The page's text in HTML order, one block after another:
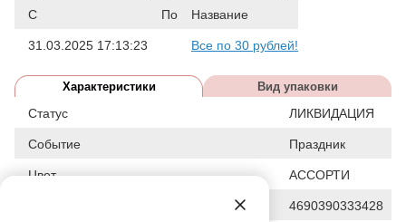
С По Название
31.03.2025 17:13:23 Все по 30 рублей!
Характеристики Вид упаковки
Статус ЛИКВИДАЦИЯ
Событие Праздник
Цвет АССОРТИ
4690390333428